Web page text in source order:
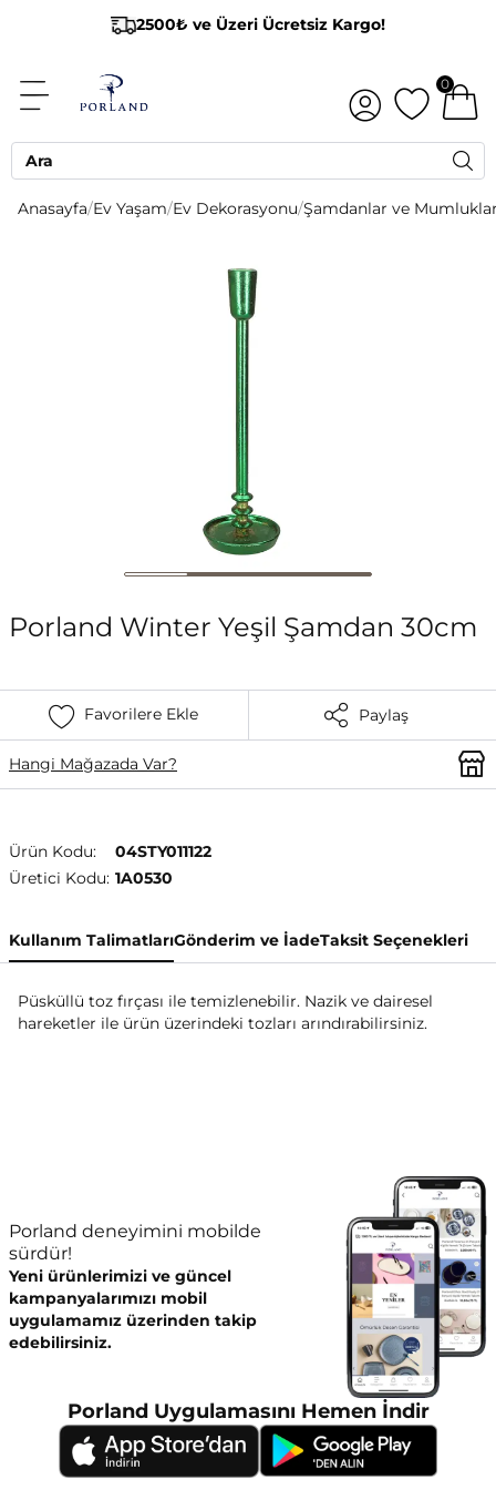
2500₺ ve Üzeri Ücretsiz Kargo!
0
Anasayfa/Ev Yaşam/Ev Dekorasyonu/Şamdanlar ve
Porland Winter Yeşil Şamdan 30cm
Favorilere Ekle Paylaş
Hangi Mağazada Var?
Ürün Kodu:
04STY011122
Üretici Kodu: 1A0530
Kullanım TalimatlarıGönderim ve İadeTaksit Seçenekleri
Püsküllü toz fırçası ile temizlenebilir. Nazik ve dairesel
hareketler ile ürün üzerindeki tozları arındırabilirsiniz.
Porland deneyimini mobilde
sürdür!
Yeni ürünlerimizi ve güncel
kampanyalarımızı mobil
uygulamamız üzerinden takip
edebilirsiniz.
Porland Uygulamasını Hemen İndir